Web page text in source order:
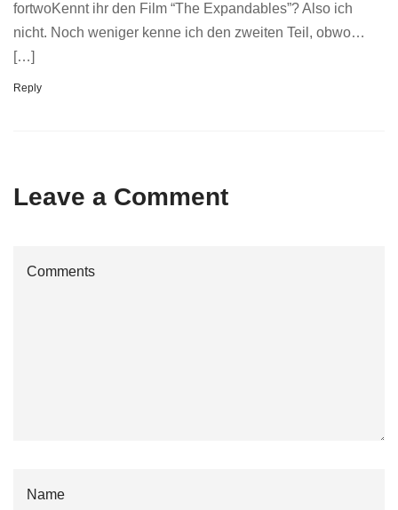
fortwoKennt ihr den Film “The Expandables”? Also ich
nicht. Noch weniger kenne ich den zweiten Teil, obwo…
[…]
Reply
Leave a Comment